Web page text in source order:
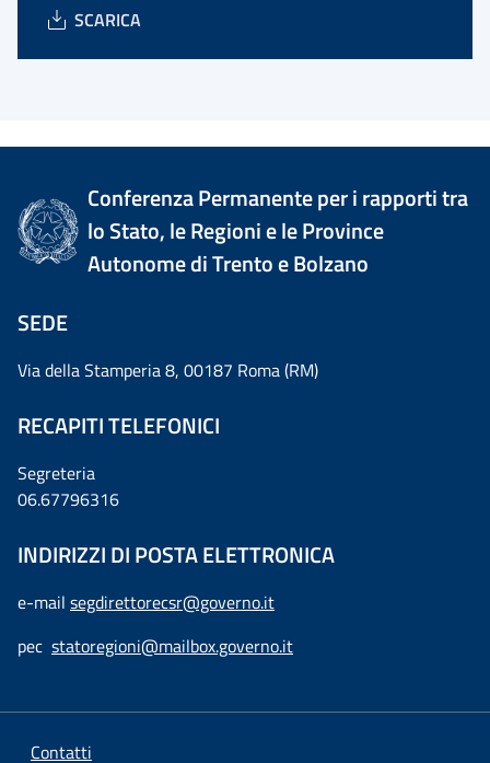
SCARICA
Conferenza Permanente per i rapporti tra
lo Stato, le Regioni e le Province
Autonome di Trento e Bolzano
SEDE
Via della Stamperia 8, 00187 Roma (RM)
RECAPITI TELEFONICI
Segreteria
06.67796316
INDIRIZZI DI POSTA ELETTRONICA
e-mail segdirettorecsr@governo.it
pec statoregioni@mailbox.governo.it
Contatti